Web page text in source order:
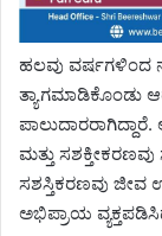
ಹಲವು ವರ್ಷಗಳಿಂದ
ತ್ಯಾಗಮಾಡಿಕೊಂಡು
ಮತ್ತು
ಸಶಸ್ತಿಕರಣವು
ಅಭಿಪ್ರಾಯ